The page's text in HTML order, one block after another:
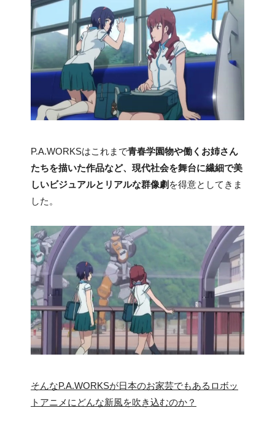
P.A.WORKSはこれまで青春学園物や働くお姉さん
たちを描いた作品など、現代社会を舞台に繊細で美
しいビジュアルとリアルな群像劇 を得意としてきま
した。
そんなP.A.WORKSが日本のお家芸でもあるロボッ
トアニメにどんな新風を吹き込むのか？